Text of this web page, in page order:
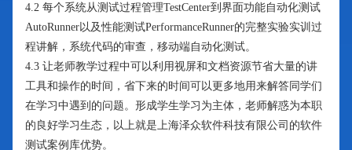
4.2 每个系统从测试过程管理TestCenter到界面功能自动化测试
AutoRunner以及性能测试PerformanceRunner的完整实验实训过
程讲解，系统代码的审查，移动端自动化测试。
4.3 让老师教学过程中可以利用视屏和文档资源节省大量的讲
工具和操作的时间，省下来的时间可以更多地用来解答同学们
在学习中遇到的问题。形成学生学习为主体，老师解惑为本职
的良好学习生态，以上就是上海泽众软件科技有限公司的软件
测试案例库优势。